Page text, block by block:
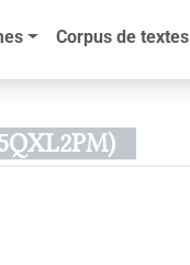
Corpus de textes